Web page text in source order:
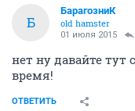
Б
БарагозниК
old hamster
01 июля 2015
нет ну давайте тут
время!
ОТВЕТИТЬ